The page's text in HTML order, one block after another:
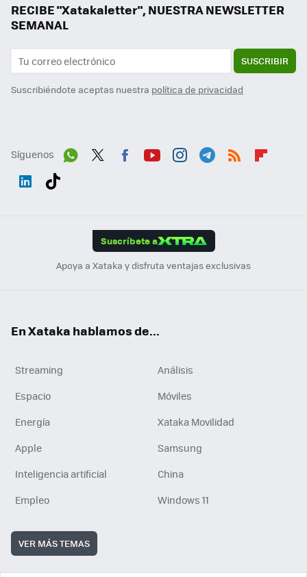
RECIBE "Xatakaletter", NUESTRA NEWSLETTER
SEMANAL
SUSCRIBIR
Suscribiéndote aceptas nuestra política de privacidad
Síguenos
Suscríbete a
Apoya a Xataka y disfruta ventajas exclusivas
En Xataka hablamos de...
Streaming
Análisis
Espacio
Móviles
Energía
Xataka Movilidad
Apple
Samsung
Inteligencia artificial
China
Empleo
Windows 11
VER MÁS TEMAS